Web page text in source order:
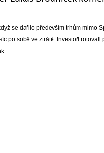
se dařilo především trhům mimo
po sobě ve ztrátě. Investoři